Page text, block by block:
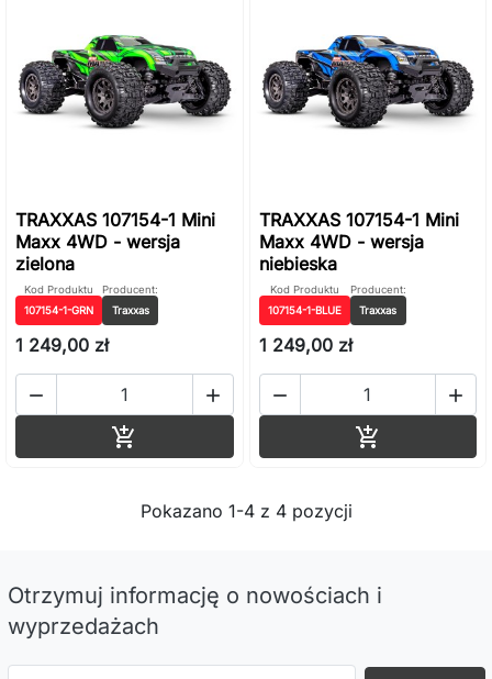
TRAXXAS 107154-1 Mini
Maxx 4WD - wersja
zielona
Kod Produktu
107154-1-GRN
Producent:
Traxxas
1 249,00 zł
 

TRAXXAS 107154-1 Mini
Maxx 4WD - wersja
niebieska
Kod Produktu
107154-1-BLUE
Producent:
Traxxas
1 249,00 zł
 

Pokazano 1-4 z 4 pozycji
Otrzymuj informację o nowościach i
wyprzedażach